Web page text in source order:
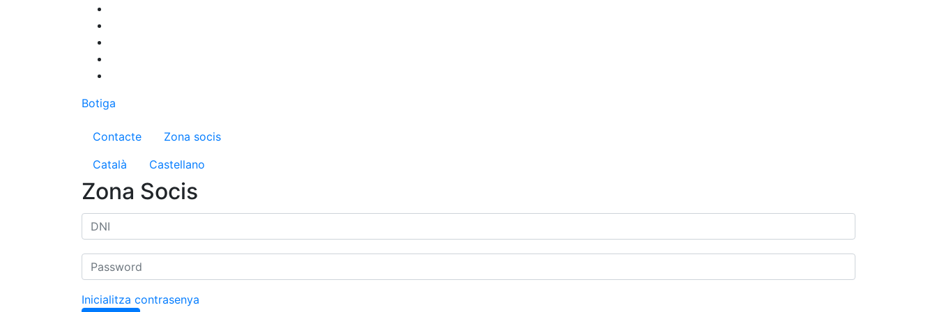
Botiga
Menú del compte d'usuari
Contacte
Zona socis
Català
Castellano
Zona Socis
Inicialitza contrasenya